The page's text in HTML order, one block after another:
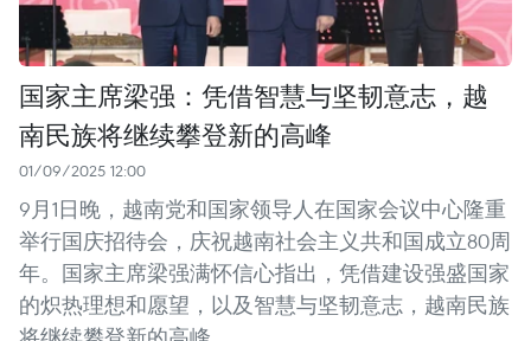
国家主席梁强：凭借智慧与坚韧意志，越
南民族将继续攀登新的高峰
01/09/2025 12:00
9月1日晚，越南党和国家领导人在国家会议中心隆重
举行国庆招待会，庆祝越南社会主义共和国成立80周
年。国家主席梁强满怀信心指出，凭借建设强盛国家
的炽热理想和愿望，以及智慧与坚韧意志，越南民族